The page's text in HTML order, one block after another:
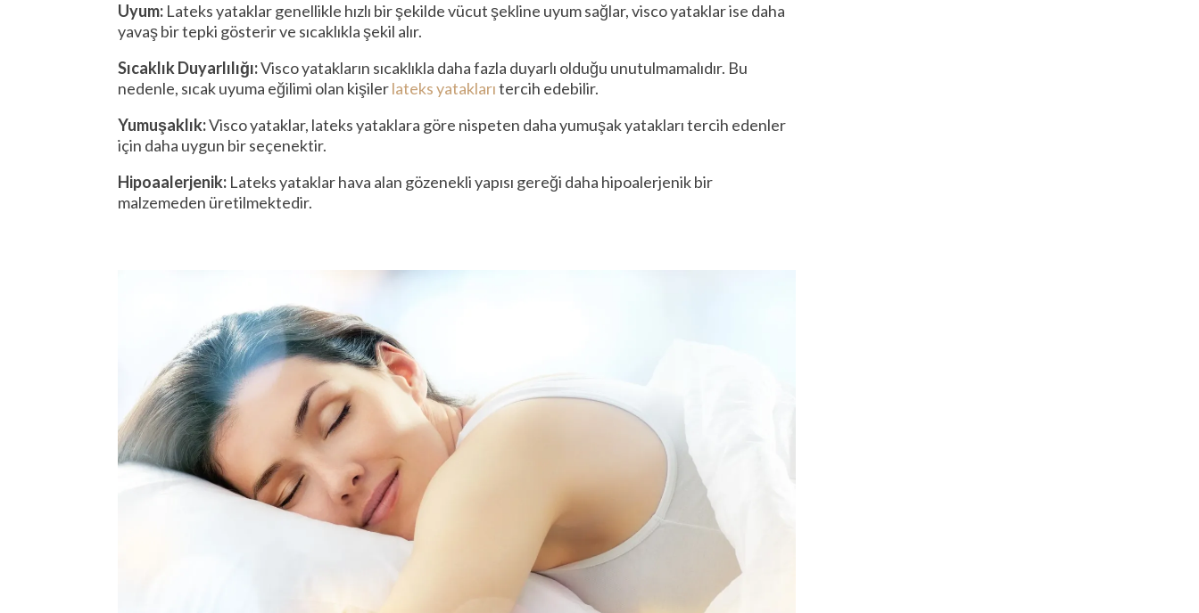
Uyum: Lateks yataklar genellikle hızlı bir şekilde vücut şekline uyum sağlar, visco yataklar ise daha
yavaş bir tepki gösterir ve sıcaklıkla şekil alır.
Sıcaklık Duyarlılığı:Visco yatakların sıcaklıkla daha fazla duyarlı olduğu unutulmamalıdır. Bu
nedenle, sıcak uyuma eğilimi olan kişilerlateks yataklarıtercih edebilir.
Yumuşaklık:Visco yataklar, lateks yataklara göre nispeten daha yumuşak yatakları tercih edenler
için daha uygun bir seçenektir.
Hipoaalerjenik: Lateks yataklar hava alan gözenekli yapısı gereği daha hipoalerjenik bir
malzemeden üretilmektedir.